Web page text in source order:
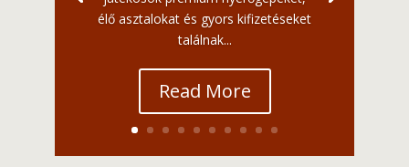
élő asztalokat és gyors kifizetéseket
találnak...
Read More